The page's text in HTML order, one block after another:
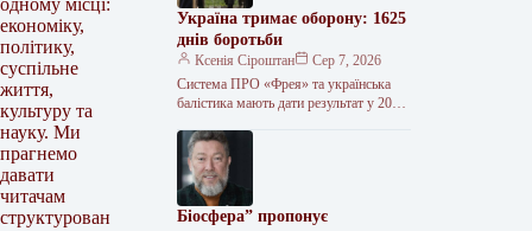
одному місці:
економіку,
політику,
суспільне
життя,
культуру та
науку. Ми
прагнемо
давати
читачам
структурован
Україна тримає оборону: 1625
днів боротьби
Ксенія Сіроштан
Сер 7, 2026
Система ПРО «Фрея» та українська
балістика мають дати результат у 2026-
Володимир Зеленський. СБУ уразили
два патрульні…
Біосфера” пропонує